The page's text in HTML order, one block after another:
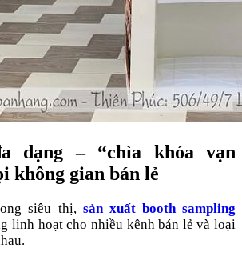
dạng – “chìa khóa vạn
không gian bán lẻ
siêu thị, sản xuất booth sampling
linh hoạt cho nhiều kênh bán lẻ và loại